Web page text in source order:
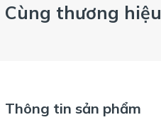
Cùng thương hiệu
Thông tin sản phẩm